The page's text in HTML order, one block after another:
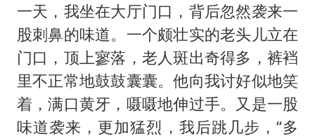
一天，我坐在大厅门口，背后忽然袭来一
股刺鼻的味道。一个颇壮实的老头儿立在
门口，顶上寥落，老人斑出奇得多，裤裆
里不正常地鼓鼓囊囊。他向我讨好似地笑
着，满口黄牙，嗫嗫地伸过手。又是一股
味道袭来，更加猛烈，我后跳几步，“多